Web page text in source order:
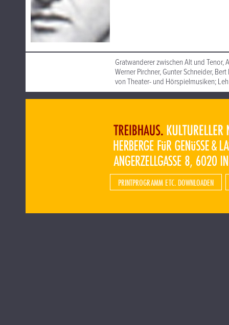
Gratwanderer zwischen Alt und
Werner Pirchner, Gunter Schneider,
von Theater- und Hörspielmusiken;
PRINTPROGRAMM ETC. DOWNLOADEN